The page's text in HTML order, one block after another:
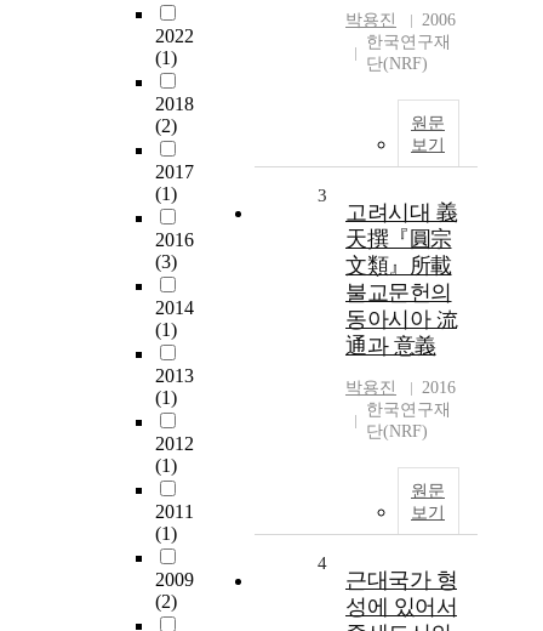
2022
(1)
2018
(2)
2017
(1)
2016
(3)
2014
(1)
2013
(1)
2012
(1)
2011
(1)
2009
(2)
박용진
2006
한국연구재
단(NRF)
원문
보기
3
고려시대 義
天撰『圓宗
文類』所載
불교문헌의
동아시아 流
通과 意義
박용진
2016
한국연구재
단(NRF)
원문
보기
4
근대국가 형
성에 있어서